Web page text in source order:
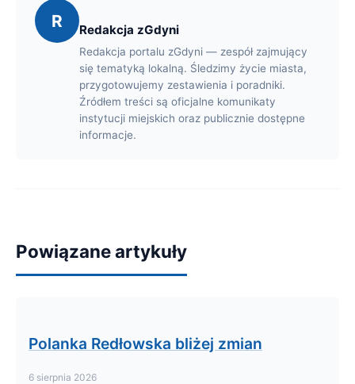
R Redakcja zGdyni
Redakcja portalu zGdyni — zespół zajmujący
się tematyką lokalną. Śledzimy życie miasta,
przygotowujemy zestawienia i poradniki.
Źródłem treści są oficjalne komunikaty
instytucji miejskich oraz publicznie dostępne
informacje.
Powiązane artykuły
Polanka Redłowska bliżej zmian
6 sierpnia 2026